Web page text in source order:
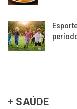
+ SAÚDE